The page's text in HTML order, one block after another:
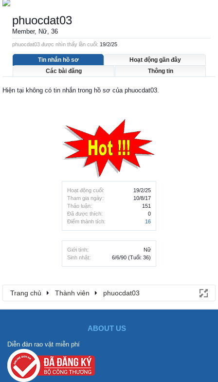
Hoạt động cuối:
19/2/25
Tham gia ngày:
10/8/17
Thảo luận:
151
Đã được thích:
0
Điểm thành tích:
16
Giới tính:
Nữ
Sinh nhật:
6/6/90 (Tuổi: 36)
phuocdat03
Member, Nữ, 36
phuocdat03 được nhìn thấy lần cuối: 19/2/25
Tin nhắn hồ sơ
Hoạt động gần đây
Các bài đăng
Thông tin
Hiện tại không có tin nhắn trong hồ sơ của phuocdat03.
Trang chủ Thành viên phuocdat03
ABOUT US
Diễn đàn rao vặt miễn phí